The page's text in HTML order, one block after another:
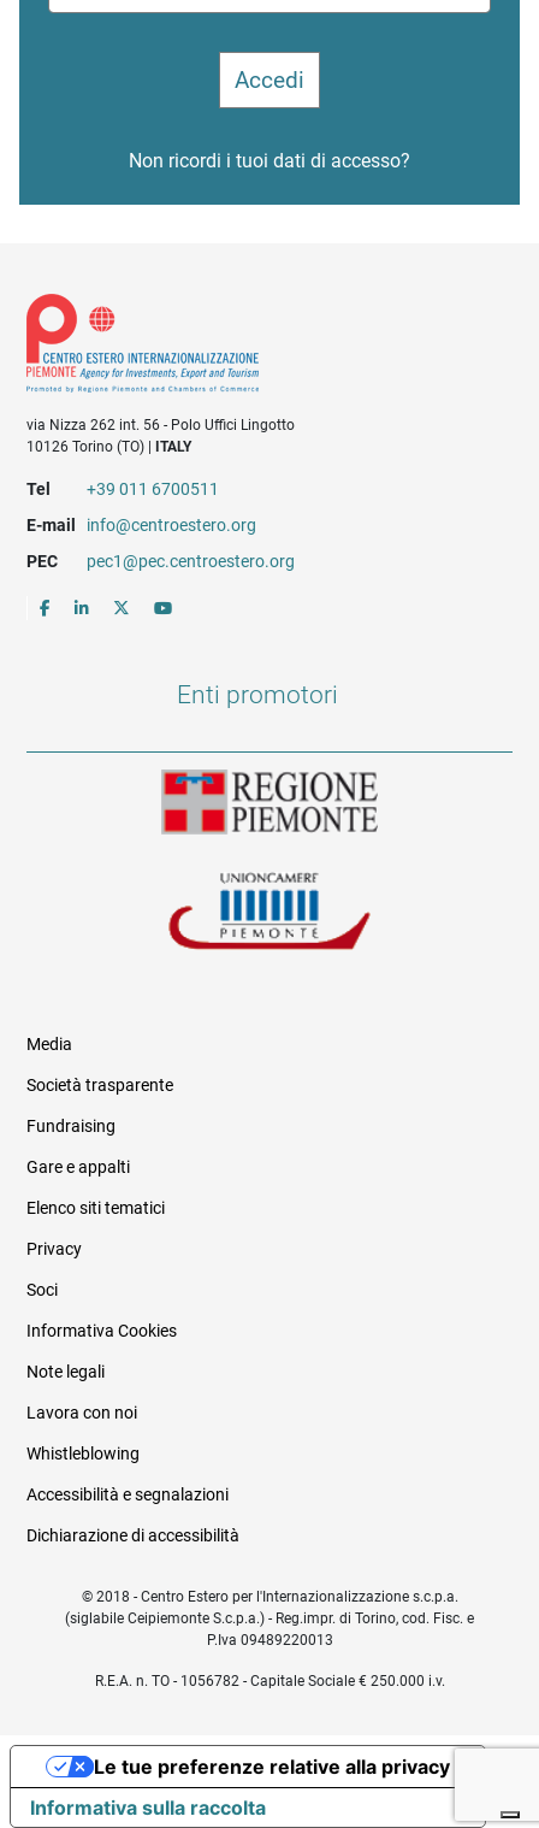
Non ricordi i tuoi dati di accesso?
via Nizza 262 int. 56 - Polo Uffici Lingotto
10126 Torino (TO) |
ITALY
Tel
+39 011 6700511
E-mail
info@centroestero.org
PEC
pec1@pec.centroestero.org
Enti promotori
Informazioni legali e trasparenza
Media
Società trasparente
Fundraising
Gare e appalti
Elenco siti tematici
Privacy
Soci
Informativa Cookies
Note legali
Lavora con noi
Whistleblowing
Accessibilità e segnalazioni
Dichiarazione di accessibilità
© 2018 - Centro Estero per l'Internazionalizzazione s.c.p.a.
(siglabile Ceipiemonte S.c.p.a.) - Reg.impr. di Torino, cod. Fisc. e
P.Iva 09489220013
R.E.A. n. TO - 1056782 - Capitale Sociale € 250.000 i.v.
Informativa sulla raccolta
Le tue preferenze relative alla privacy